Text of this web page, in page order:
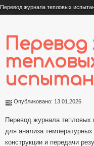
Перевод журнала тепловых
Перевод
Опубликовано: 13.01.2026
Перевод журнала тепловых
для анализа
конструкции и передачи